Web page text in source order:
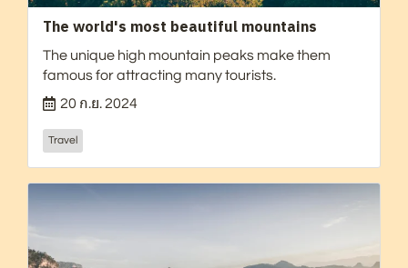
The world's most beautiful mountains
The unique high mountain peaks make them
famous for attracting many tourists.
20 ก.ย. 2024
Travel